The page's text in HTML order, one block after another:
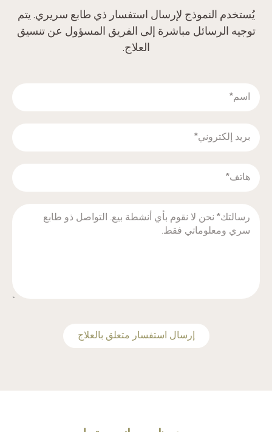
‫يُستخدم النموذج لإرسال استفسار ذي طابع سريري. يتم
توجيه الرسائل مباشرة إلى الفريق المسؤول عن تنسيق
العلاج.‬
‫إرسال استفسار متعلق بالعلاج